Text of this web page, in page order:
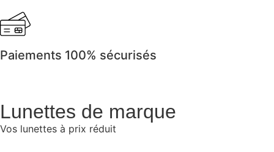
Paiements 100% sécurisés
Lunettes de marque
Vos lunettes à prix réduit